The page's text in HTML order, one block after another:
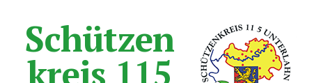
Schützen
kreis 115